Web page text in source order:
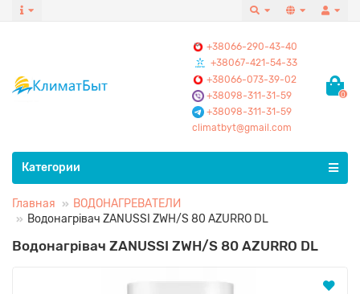
+38066-290-43-40
+38067-421-54-33
+38066-073-39-02
+38098-311-31-59
+38098-311-31-59
climatbyt@gmail.com
0
Все категории
Категории
Главная
ВОДОНАГРЕВАТЕЛИ
Водонагрівач ZANUSSI ZWH/S 80 AZURRO DL
Водонагрівач ZANUSSI ZWH/S 80 AZURRO DL